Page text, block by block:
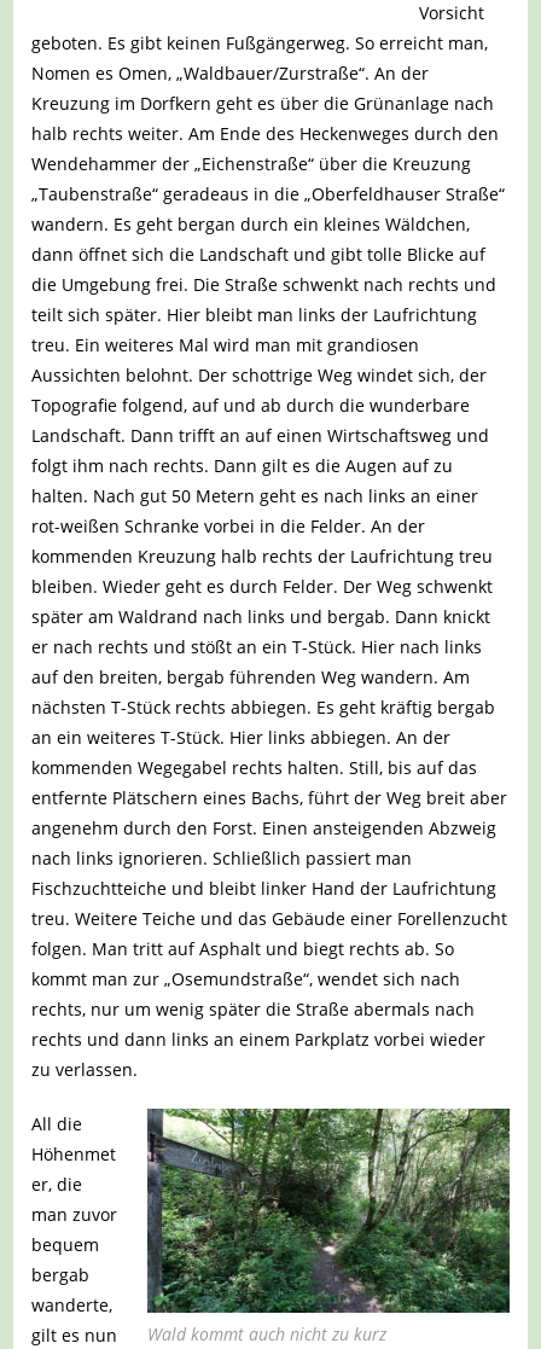
Vorsicht
geboten. Es gibt keinen Fußgängerweg. So erreicht man,
Nomen es Omen, „Waldbauer/Zurstraße“. An der
Kreuzung im Dorfkern geht es über die Grünanlage nach
halb rechts weiter. Am Ende des Heckenweges durch den
Wendehammer der „Eichenstraße“ über die Kreuzung
„Taubenstraße“ geradeaus in die „Oberfeldhauser Straße“
wandern. Es geht bergan durch ein kleines Wäldchen,
dann öffnet sich die Landschaft und gibt tolle Blicke auf
die Umgebung frei. Die Straße schwenkt nach rechts und
teilt sich später. Hier bleibt man links der Laufrichtung
treu. Ein weiteres Mal wird man mit grandiosen
Aussichten belohnt. Der schottrige Weg windet sich, der
Topografie folgend, auf und ab durch die wunderbare
Landschaft. Dann trifft an auf einen Wirtschaftsweg und
folgt ihm nach rechts. Dann gilt es die Augen auf zu
halten. Nach gut 50 Metern geht es nach links an einer
rot-weißen Schranke vorbei in die Felder. An der
kommenden Kreuzung halb rechts der Laufrichtung treu
bleiben. Wieder geht es durch Felder. Der Weg schwenkt
später am Waldrand nach links und bergab. Dann knickt
er nach rechts und stößt an ein T-Stück. Hier nach links
auf den breiten, bergab führenden Weg wandern. Am
nächsten T-Stück rechts abbiegen. Es geht kräftig bergab
an ein weiteres T-Stück. Hier links abbiegen. An der
kommenden Wegegabel rechts halten. Still, bis auf das
entfernte Plätschern eines Bachs, führt der Weg breit aber
angenehm durch den Forst. Einen ansteigenden Abzweig
nach links ignorieren. Schließlich passiert man
Fischzuchtteiche und bleibt linker Hand der Laufrichtung
treu. Weitere Teiche und das Gebäude einer Forellenzucht
folgen. Man tritt auf Asphalt und biegt rechts ab. So
kommt man zur „Osemundstraße“, wendet sich nach
rechts, nur um wenig später die Straße abermals nach
rechts und dann links an einem Parkplatz vorbei wieder
zu verlassen.
Wald kommt auch nicht zu kurz
All die
Höhenmet
er, die
man zuvor
bequem
bergab
wanderte,
gilt es nun